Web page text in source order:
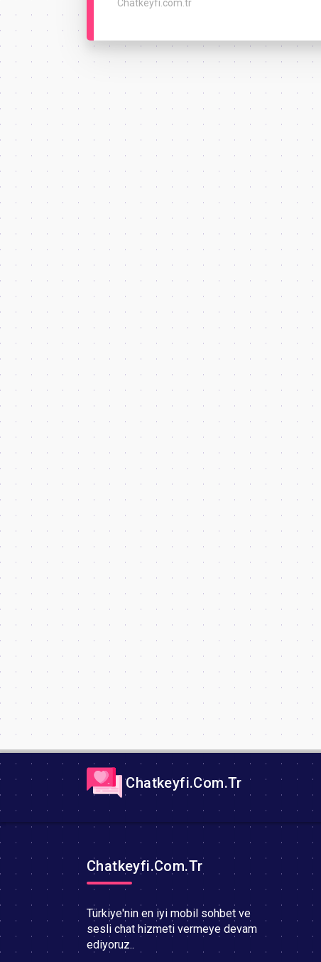
Chatkeyfi.com.tr
Chatkeyfi.Com.Tr
Chatkeyfi.Com.Tr
Türkiye'nin en iyi mobil sohbet ve
sesli chat hizmeti vermeye devam
ediyoruz..